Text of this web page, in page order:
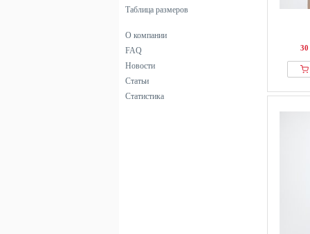
Таблица размеров
О компании
FAQ
Новости
Статьи
Статистика
30